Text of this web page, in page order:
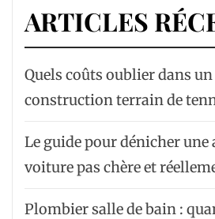
ARTICLES
Quels coûts oublier dans
construction terrain de
Le guide pour dénicher une
voiture pas chère et
Plombier salle de bain :